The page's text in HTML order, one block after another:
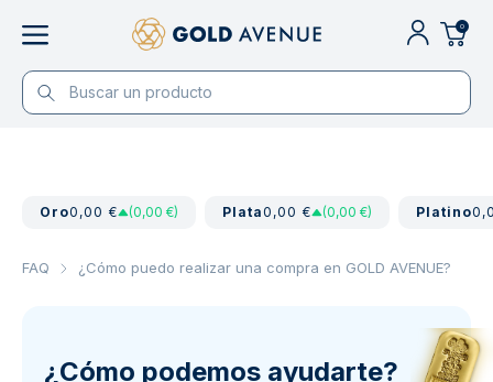
0
Oro0,00 € (0,00 €) Plata0,00 € (0,00 €) Platino
FAQ ¿Cómo puedo realizar una compra en GOLD AVENUE?
¿Cómo podemos ayudarte?